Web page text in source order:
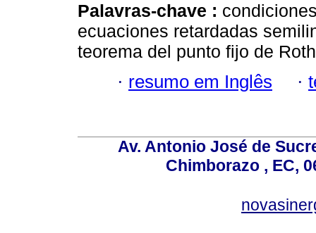
Palavras-chave :
ecuaciones retardadas
teorema del punto fijo de
· resumo em Inglês ·
Av. Antonio José de
Chimborazo , EC,